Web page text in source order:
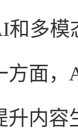
和多模
方面
升内容